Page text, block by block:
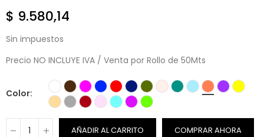
$ 9.580,14
Sin impuestos
Precio NO INCLUYE IVA / Venta por Rollo de 50Mts
Color
AÑADIR AL CARRITO COMPRAR AHORA